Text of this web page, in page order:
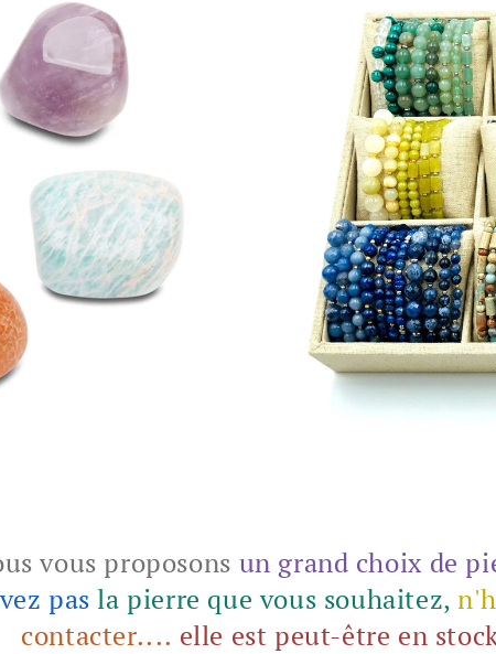
vous proposons un grand choix de
pas la pierre que vous souhaitez,
contacter.... elle est peut-être en